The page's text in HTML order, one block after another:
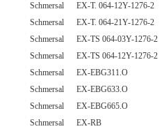
Schmersal EX-T. 064-12Y-1276-2
Schmersal EX-T. 064-21Y-1276-2
Schmersal EX-TS 064-03Y-1276-2
Schmersal EX-TS 064-12Y-1276-2
Schmersal EX-EBG311.O
Schmersal EX-EBG633.O
Schmersal EX-EBG665.O
Schmersal EX-RB